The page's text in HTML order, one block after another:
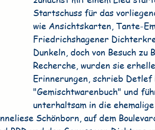
Startschuss für das
wie Ansichtskarten, Tante-
Friedrichshagener
Dunkeln, doch von Besuch zu
Recherche, wurden sie
Erinnerungen, schrieb Detlef
"Gemischtwarenbuch" und
unterhaltsam in die
Schönborn, auf dem